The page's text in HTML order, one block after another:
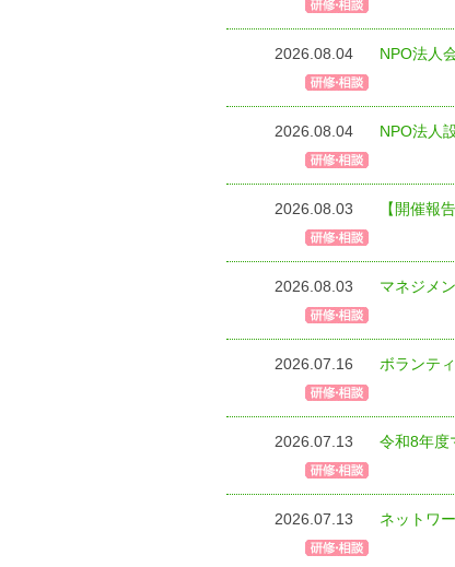
2026.08.04 NPO法人
2026.08.04 NPO法人
2026.08.03 【開催報
2026.08.03 マネジメ
2026.07.16 ボランテ
2026.07.13 令和8年度
2026.07.13 ネットワ